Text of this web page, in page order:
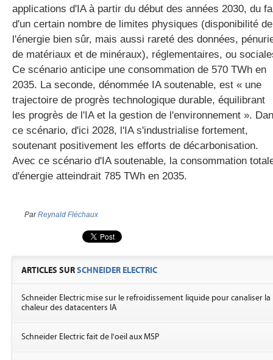
applications d'IA à partir du début des années 2030, du
d'un certain nombre de limites physiques (disponibilité de
l'énergie bien sûr, mais aussi rareté des données,
de matériaux et de minéraux), réglementaires, ou
Ce scénario anticipe une consommation de 570 TWh en
2035. La seconde, dénommée IA soutenable, est « une
trajectoire de progrès technologique durable, équilibrant
les progrès de l'IA et la gestion de l'environnement ».
ce scénario, d'ici 2028, l'IA s'industrialise fortement,
soutenant positivement les efforts de décarbonisation.
Avec ce scénario d'IA soutenable, la consommation
d'énergie atteindrait 785 TWh en 2035.
ParReynald Fléchaux
ARTICLES SURSCHNEIDER ELECTRIC
Schneider Electric mise sur le refroidissement liquide pour canaliser la
chaleur des datacenters IA
Schneider Electric fait de l'oeil aux MSP